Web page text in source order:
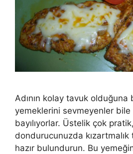
Adının kolay tavuk olduğuna
yemeklerini sevmeyenler
bayılıyorlar. Üstelik çok
dondurucunuzda
hazır bulundurun. Bu